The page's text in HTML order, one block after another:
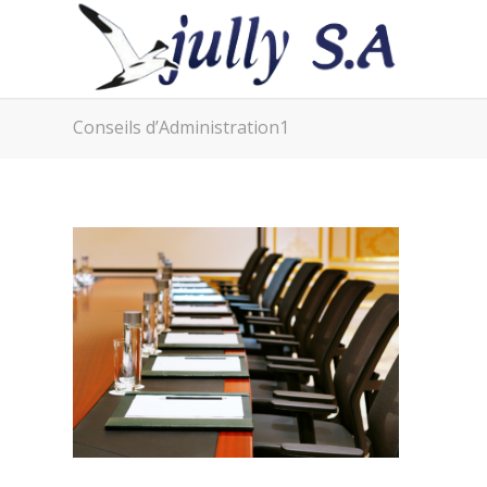
Conseils d’Administration1